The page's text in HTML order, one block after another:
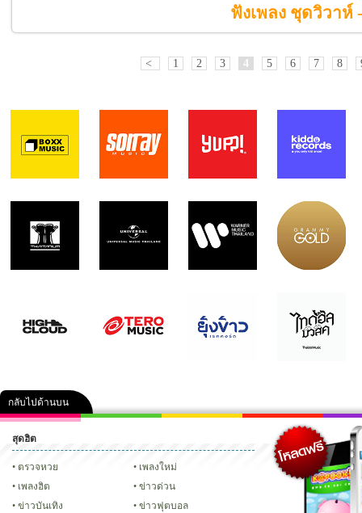
ฟังเพลง ชุดวิวาห์
< 1 2 3 4 5 6 7 8
กลับไปด้านบน
คลิป ภาพ ปฏิทิน 2556 เฟซบุ๊ก ทวิ
Glitter
สุดฮิต
ตรวจหวย
เพลงใหม่
เพลงฮิต
ข่าวด่วน
ข่าวบันเทิง
ข่าวฟุตบอล